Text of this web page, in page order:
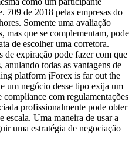
709 de 2018 pelas empresas do
Somente uma avaliação
mas que se complementam, pode
de escolher uma corretora.
de expiração pode fazer com que
anulando todas as vantagens de
platform jForex is far out the
um negócio desse tipo exija um
com regulamentações
profissionalmente pode obter
escala. Uma maneira de usar a
uma estratégia de negociação